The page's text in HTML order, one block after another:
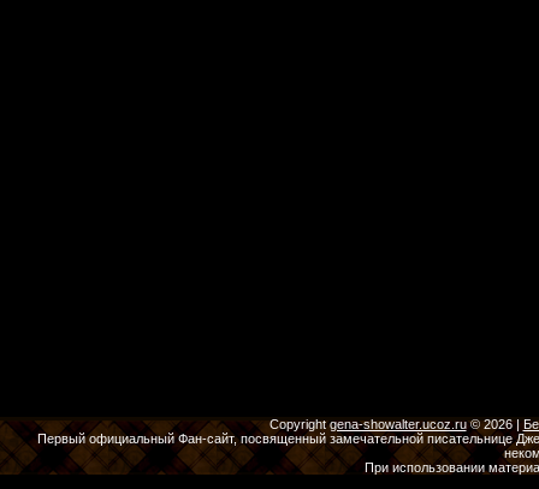
Copyrightgena-showalter.ucoz.ru© 2026|
Первый официальный Фан-сайт, посвященный замечательной писательнице
При использовании